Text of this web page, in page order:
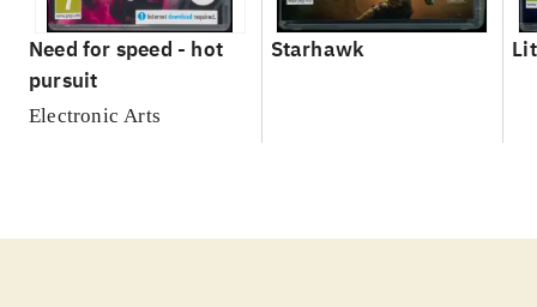
Need for speed - hot
pursuit
Electronic Arts
Starhawk